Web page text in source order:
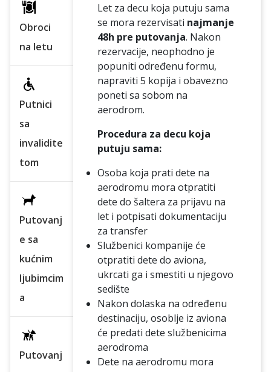
Obroci
na letu
Putnici
sa
invalidite
tom
Putovanj
e sa
kućnim
ljubimcim
a
Putovanj
Let za decu koja putuju sama
se mora rezervisati najmanje
48h pre putovanja. Nakon
rezervacije, neophodno je
popuniti određenu formu,
napraviti 5 kopija i obavezno
poneti sa sobom na
aerodrom.
Procedura za decu koja
putuju sama:
Osoba koja prati dete na
aerodromu mora otpratiti
dete do šaltera za prijavu na
let i potpisati dokumentaciju
za transfer
Službenici kompanije će
otpratiti dete do aviona,
ukrcati ga i smestiti u njegovo
sedište
Nakon dolaska na određenu
destinaciju, osoblje iz aviona
će predati dete službenicima
aerodroma
Dete na aerodromu mora